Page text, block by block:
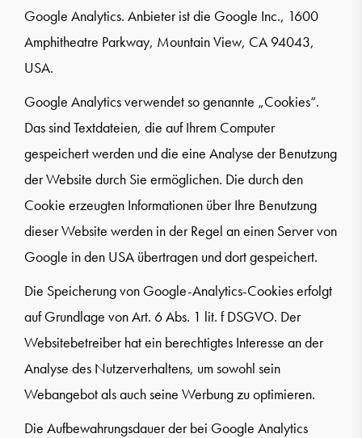
Google Analytics. Anbieter ist die Google Inc., 1600
Amphitheatre Parkway, Mountain View, CA 94043,
USA.
Google Analytics verwendet so genannte „Cookies“.
Das sind Textdateien, die auf Ihrem Computer
gespeichert werden und die eine Analyse der Benutzung
der Website durch Sie ermöglichen. Die durch den
Cookie erzeugten Informationen über Ihre Benutzung
dieser Website werden in der Regel an einen Server von
Google in den USA übertragen und dort gespeichert.
Die Speicherung von Google-Analytics-Cookies erfolgt
auf Grundlage von Art. 6 Abs. 1 lit. f DSGVO. Der
Websitebetreiber hat ein berechtigtes Interesse an der
Analyse des Nutzerverhaltens, um sowohl sein
Webangebot als auch seine Werbung zu optimieren.
Die Aufbewahrungsdauer der bei Google Analytics